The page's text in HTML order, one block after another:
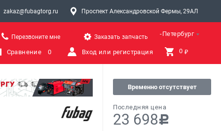
zakaz@fubagtorg.ru Проспект Александровской Фермы, 29АЛ
Санкт-Петербург
Перезвоните мне Заказать запчасть
Сравнение 0 Вход или регистрация 0 ₽
Временно отсутствует
Последняя цена
23 698c